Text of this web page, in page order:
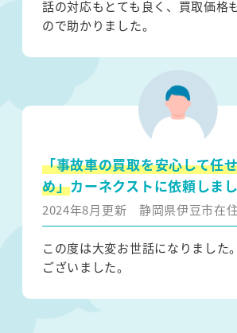
話の対応もとても良く、買取価格
ので助かりました。
「事故車の買取を安心して任
め」カーネクストに依頼しまし
2024年8月更新 静岡県伊豆市在
この度は大変お世話になりました
ございました。